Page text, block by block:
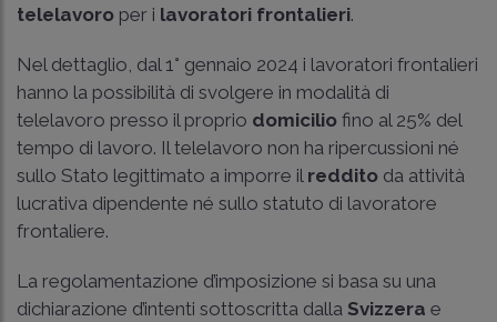
telelavoro per i lavoratori frontalieri.
Nel dettaglio, dal 1° gennaio 2024 i lavoratori frontalieri
hanno la possibilità di svolgere in modalità di
telelavoro presso il proprio domicilio fino al 25% del
tempo di lavoro. Il telelavoro non ha ripercussioni né
sullo Stato legittimato a imporre il reddito da attività
lucrativa dipendente né sullo statuto di lavoratore
frontaliere.
La regolamentazione d’imposizione si basa su una
dichiarazione d’intenti sottoscritta dalla Svizzera e